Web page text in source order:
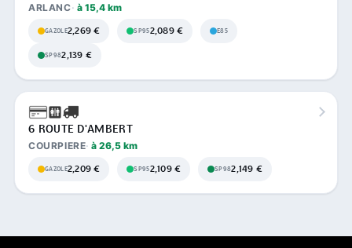
ARLANC à 15,4 km
GAZOLE2,269 € SP952,089 € E85
SP982,139 €
6 ROUTE D'AMBERT
COURPIERE à 26,5 km
GAZOLE2,209 € SP952,109 € SP982,149 €